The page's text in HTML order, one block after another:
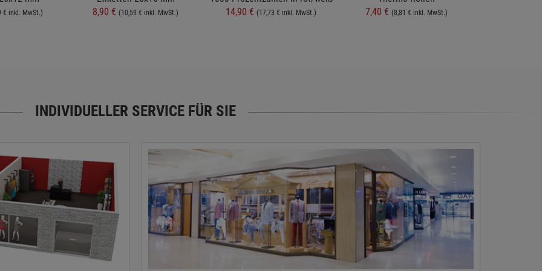
€ inkl. MwSt.)
8,90 € (10,59 € inkl. MwSt.)
14,90 € (17,73 € inkl. MwSt.)
7,40 € (8,81 € inkl. MwSt.)
INDIVIDUELLER SERVICE FÜR SIE